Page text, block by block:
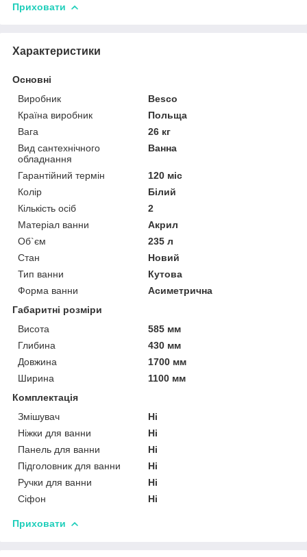
Приховати
Характеристики
Основні
Виробник
Besco
Країна виробник
Польща
Вага
26 кг
Вид сантехнічного
обладнання
Ванна
Гарантійний термін
120 міс
Колір
Білий
Кількість осіб
2
Матеріал ванни
Акрил
Об`єм
235 л
Стан
Новий
Тип ванни
Кутова
Форма ванни
Асиметрична
Габаритні розміри
Висота
585 мм
Глибина
430 мм
Довжина
1700 мм
Ширина
1100 мм
Комплектація
Змішувач
Ні
Ніжки для ванни
Ні
Панель для ванни
Ні
Підголовник для ванни
Ні
Ручки для ванни
Ні
Сіфон
Ні
Приховати